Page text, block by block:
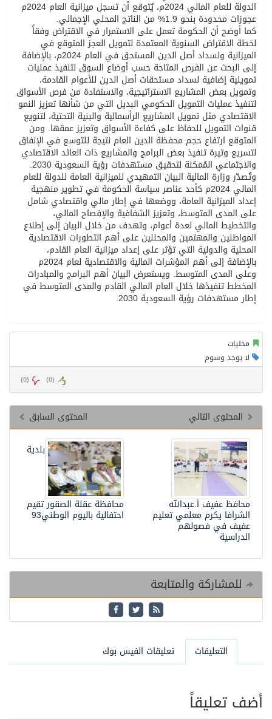
الدولة للعام المالي 2024م، يُتوقع أن تسجل ميزانية العام 2024م
عجوزات محدودة بنحو 1.9% من الناتج المحلي الإجمالي.
كما أوضح أن الحكومة تعمل على الاستمرار في الاقتراض وفقاً
لخطة الاقتراض السنوية المعتمدة لتمويل العجز المتوقع في
الميزانية ولسداد أصل الدين المستحق في العام 2024م، بالإضافة
إلى البحث عن الفرص المتاحة حسب أوضاع السوق لتنفيذ عمليات
تمويلية إضافية لسداد مستحقات أصل الدين للأعوام القادمة،
وتمويل بعض المشاريع الاستراتيجية، والاستفادة من فرص الأسواق
لتنفيذ عمليات التمويل الحكومي البديل التي من شأنها تعزيز النمو
الاقتصادي مثل تمويل المشاريع الرأسمالية والبنية التحتية، لتنويع
قنوات التمويل للحفاظ على كفاءة الأسواق وتعزيز عمقها. ومن
المتوقع ارتفاع حجم محفظة الدين العام نتيجة للتوسع في الإنفاق
لتسريع وتيرة تنفيذ بعض البرامج والمشاريع ذات العائد الاقتصادي
والاجتماعي المُمكنة لتحقيق مستهدفات رؤية السعودية 2030.
وتُصدّر وزارة المالية البيان التمهيدي للميزانية العامة للدولة للعام
المالي 2024م كأحد عناصر سياسة الحكومة في تطوير منهجية
إعداد الميزانية العامة، ووضعها في إطار مالي واقتصادي شامل
على المدى المتوسط، وتعزيز الشفافية والإفصاح المالي،
والتخطيط المالي لعدة أعوام، وتهدف من خلال البيان إلى إطلاع
المواطنين والمهتمين والمحللين على أهم التطورات الاقتصادية
المحلية والدولية التي تؤثر على إعداد ميزانية العام القادم،
بالإضافة إلى أهم المؤشرات المالية والاقتصادية لعام 2024م
وعلى المدى المتوسط. ويستعرض البيان أهم البرامج والمبادرات
المخطط تنفيذها خلال العام المالي القادم والمدى المتوسط في
إطار مستهدفات رؤية السعودية 2030.
محليات
لا يوجد وسوم
(
0
) (
0
)
المحتوى السابق
المحتوى التالي
بلدية
محافظة عقلة الصقور تقيم
احتفالية باليوم الوطني93
محافظ عفيف أ.عبدالله
الشرافا يكرم معلمي تعليم
عفيف في فصولهم
الدراسية
للمشاركة والمتابعة
التعليقات تعليقات الفيس بوك
أضف تعليقاً